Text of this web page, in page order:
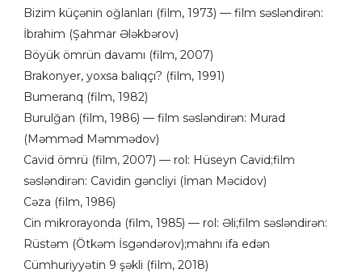
Bizim küçənin oğlanları (film, 1973) — film səsləndirən:
İbrahim (Şahmar Ələkbərov)
Böyük ömrün davamı (film, 2007)
Brakonyer, yoxsa balıqçı? (film, 1991)
Bumeranq (film, 1982)
Burulğan (film, 1986) — film səsləndirən: Murad
(Məmməd Məmmədov)
Cavid ömrü (film, 2007) — rol: Hüseyn Cavid;film
səsləndirən: Cavidin gəncliyi (İman Məcidov)
Cəza (film, 1986)
Cin mikrorayonda (film, 1985) — rol: Əli;film səsləndirən:
Rüstəm (Ötkəm İsgəndərov);mahnı ifa edən
Cümhuriyyətin 9 şəkli (film, 2018)